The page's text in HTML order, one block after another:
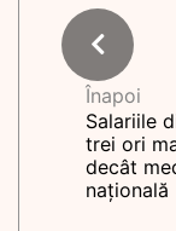
Înapoi
Salariile
trei ori
decât
națională